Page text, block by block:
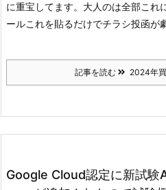
に重宝してます。 大人のは全部これ
ールこれを貼るだけでチラシ投函が
記事を読む 2024年
Google Cloud認定に新試